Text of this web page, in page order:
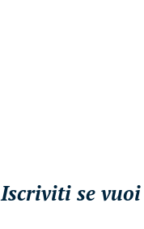
Iscriviti se vuoi